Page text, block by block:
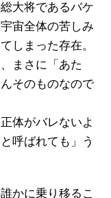
大将であるバケ
宙全体の苦しみ
しまった存在。
まさに「あた
そのものなので
体がバレないよ
呼ばれても」う
かに乗り移るこ